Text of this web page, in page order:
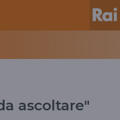
ascoltare"